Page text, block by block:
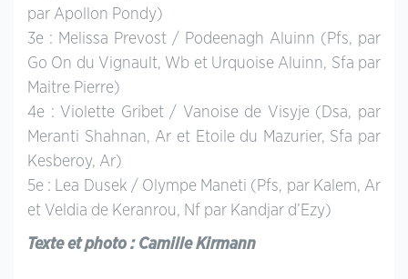
par Apollon Pondy)
3e : Melissa Prevost / Podeenagh Aluinn (Pfs, par
Go On du Vignault, Wb et Urquoise Aluinn, Sfa par
Maitre Pierre)
4e : Violette Gribet / Vanoise de Visyje (Dsa, par
Meranti Shahnan, Ar et Etoile du Mazurier, Sfa par
Kesberoy, Ar)
5e : Lea Dusek / Olympe Maneti (Pfs, par Kalem, Ar
et Veldia de Keranrou, Nf par Kandjar d’Ezy)
Texte et photo : Camille Kirmann